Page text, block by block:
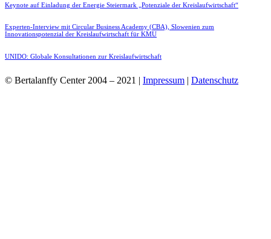
Keynote auf Einladung der Energie Steiermark „Potenziale der Kreislaufwirtschaft“
Experten-Interview mit Circular Business Academy (CBA), Slowenien zum
Innovationspotenzial der Kreislaufwirtschaft für KMU
UNIDO: Globale Konsultationen zur Kreislaufwirtschaft
© Bertalanffy Center 2004 – 2021 | Impressum | Datenschutz